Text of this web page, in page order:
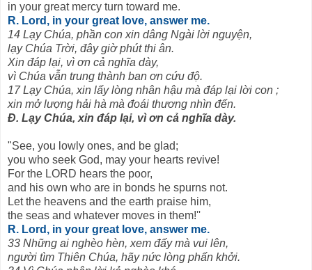
in your great mercy turn toward me.
R. Lord, in your great love, answer me.
14 Lạy Chúa, phần con xin dâng Ngài lời nguyện,
lạy Chúa Trời, đây giờ phút thi ân.
Xin đáp lại, vì ơn cả nghĩa dày,
vì Chúa vẫn trung thành ban ơn cứu độ.
17 Lạy Chúa, xin lấy lòng nhân hậu mà đáp lại lời con ;
xin mở lượng hải hà mà đoái thương nhìn đến.
Đ. Lạy Chúa, xin đáp lại, vì ơn cả nghĩa dày.
"See, you lowly ones, and be glad;
you who seek God, may your hearts revive!
For the LORD hears the poor,
and his own who are in bonds he spurns not.
Let the heavens and the earth praise him,
the seas and whatever moves in them!''
R. Lord, in your great love, answer me.
33 Những ai nghèo hèn, xem đấy mà vui lên,
người tìm Thiên Chúa, hãy nức lòng phấn khởi.